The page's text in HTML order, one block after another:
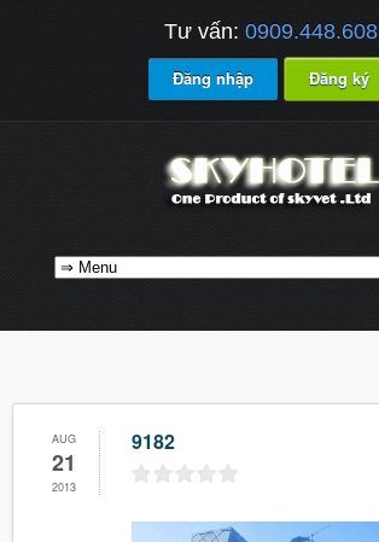
Tư vấn: 0909.448.608
Đăng nhập Đăng ký
AUG
21
2013
9182